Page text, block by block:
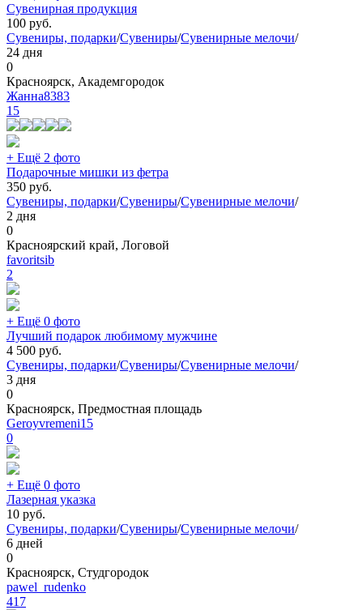
Сувенирная продукция
100 руб.
Сувениры, подарки/Сувениры/Сувенирные мелочи/
24 дня
0
Красноярск, Академгородок
Жанна8383
15
+ Ещё 2 фото
Подарочные мишки из фетра
350 руб.
Сувениры, подарки/Сувениры/Сувенирные мелочи/
2 дня
0
Красноярский край, Логовой
favoritsib
2
+ Ещё 0 фото
Лучший подарок любимому мужчине
4 500 руб.
Сувениры, подарки/Сувениры/Сувенирные мелочи/
3 дня
0
Красноярск, Предмостная площадь
Geroyvremeni15
0
+ Ещё 0 фото
Лазерная указка
10 руб.
Сувениры, подарки/Сувениры/Сувенирные мелочи/
6 дней
0
Красноярск, Студгородок
pawel_rudenko
417